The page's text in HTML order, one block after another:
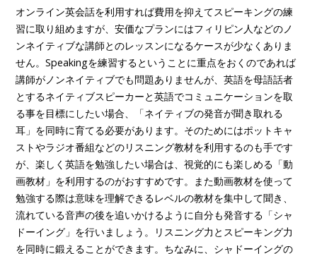
オンライン英会話を利用すれば費用を抑えてスピーキングの練
習に取り組めますが、安価なプランにはフィリピン人などのノ
ンネイティブな講師とのレッスンになるケースが少なくありま
せん。Speakingを練習するということに重点をおくのであれば
講師がノンネイティブでも問題ありませんが、英語を母語話者
とするネイティブスピーカーと英語でコミュニケーションを取
る事を目標にしたい場合、「ネイティブの発音が聞き取れる
耳」を同時に育てる必要があります。そのためにはポットキャ
ストやラジオ番組などのリスニング教材を利用するのも手です
が、楽しく英語を勉強したい場合は、視覚的にも楽しめる「動
画教材」を利用するのがおすすめです。また動画教材を使って
勉強する際は意味を理解できるレベルの教材を集中して聞き、
流れている音声の後を追いかけるように自分も発音する「シャ
ドーイング」を行いましょう。リスニング力とスピーキング力
を同時に鍛えることができます。ちなみに、シャドーイングの